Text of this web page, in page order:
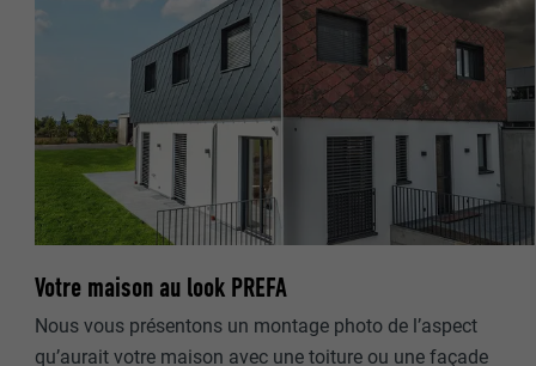
Votre maison au look PREFA
Nous vous présentons un montage photo de l’aspect
qu’aurait votre maison avec une toiture ou une façade
UTILITÉ
NOM
UTILITÉ
EXPIRATION
UTILITÉ
UTILITÉ